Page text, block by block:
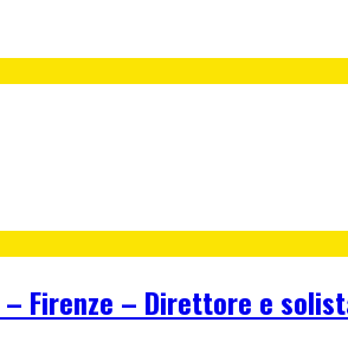
– Firenze – Direttore e